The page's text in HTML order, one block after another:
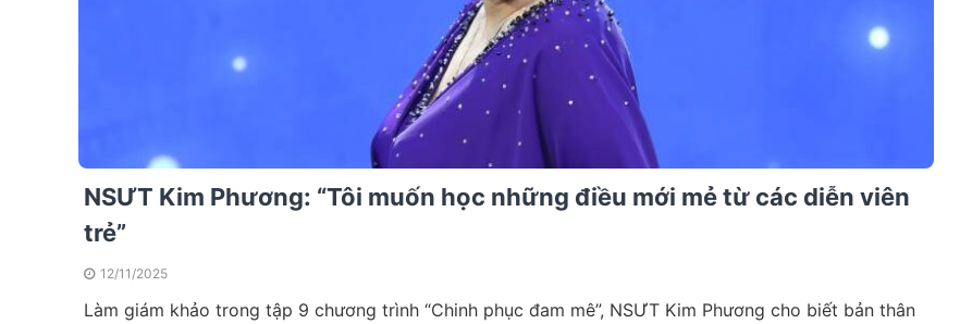
NSƯT Kim Phương: “Tôi muốn học những điều mới mẻ từ các diễn viên
trẻ”
12/11/2025
Làm giám khảo trong tập 9 chương trình “Chinh phục đam mê”, NSƯT Kim Phương cho biết bản thân